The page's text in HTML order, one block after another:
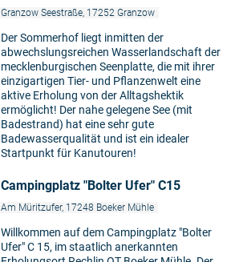
Granzow Seestraße, 17252 Granzow
Der Sommerhof liegt inmitten der
abwechslungsreichen Wasserlandschaft der
mecklenburgischen Seenplatte, die mit ihrer
einzigartigen Tier- und Pflanzenwelt eine
aktive Erholung von der Alltagshektik
ermöglicht! Der nahe gelegene See (mit
Badestrand) hat eine sehr gute
Badewasserqualität und ist ein idealer
Startpunkt für Kanutouren!
Campingplatz "Bolter Ufer" C15
Am Müritzufer, 17248 Boeker Mühle
Willkommen auf dem Campingplatz "Bolter
Ufer" C 15, im staatlich anerkannten